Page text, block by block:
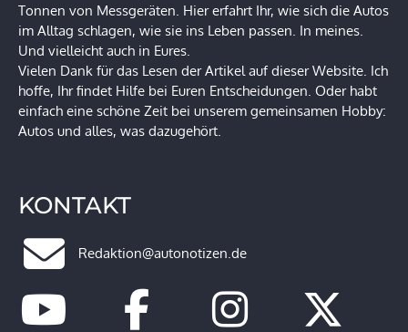
Tonnen von Messgeräten. Hier erfahrt Ihr, wie sich die Autos
im Alltag schlagen, wie sie ins Leben passen. In meines.
Und vielleicht auch in Eures.
Vielen Dank für das Lesen der Artikel auf dieser Website. Ich
hoffe, Ihr findet Hilfe bei Euren Entscheidungen. Oder habt
einfach eine schöne Zeit bei unserem gemeinsamen Hobby:
Autos und alles, was dazugehört.
KONTAKT
Redaktion@autonotizen.de